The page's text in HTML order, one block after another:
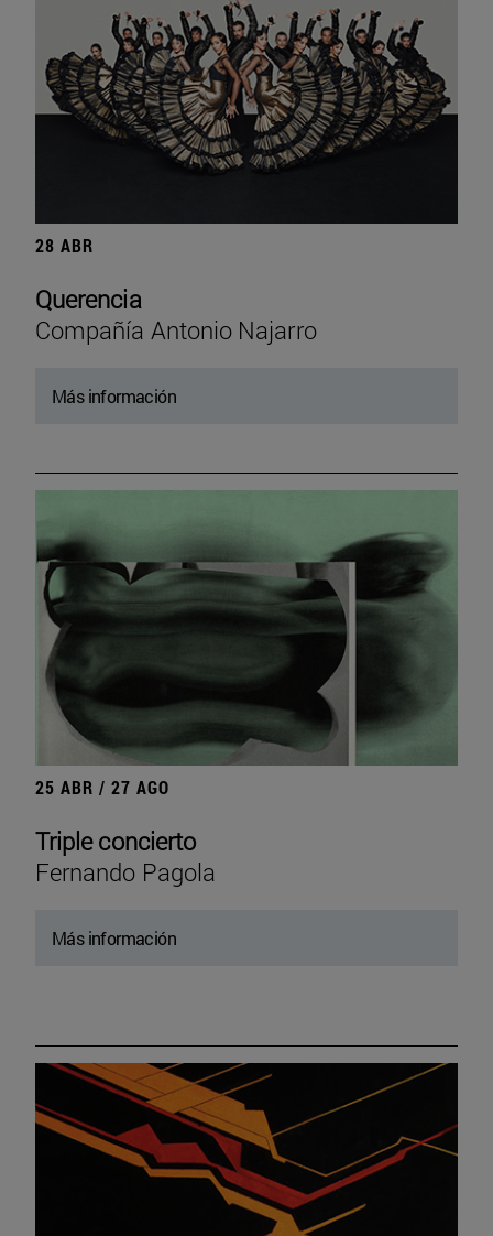
28 ABR
Querencia
Compañía Antonio Najarro
Más información
25 ABR / 27 AGO
Triple concierto
Fernando Pagola
Más información